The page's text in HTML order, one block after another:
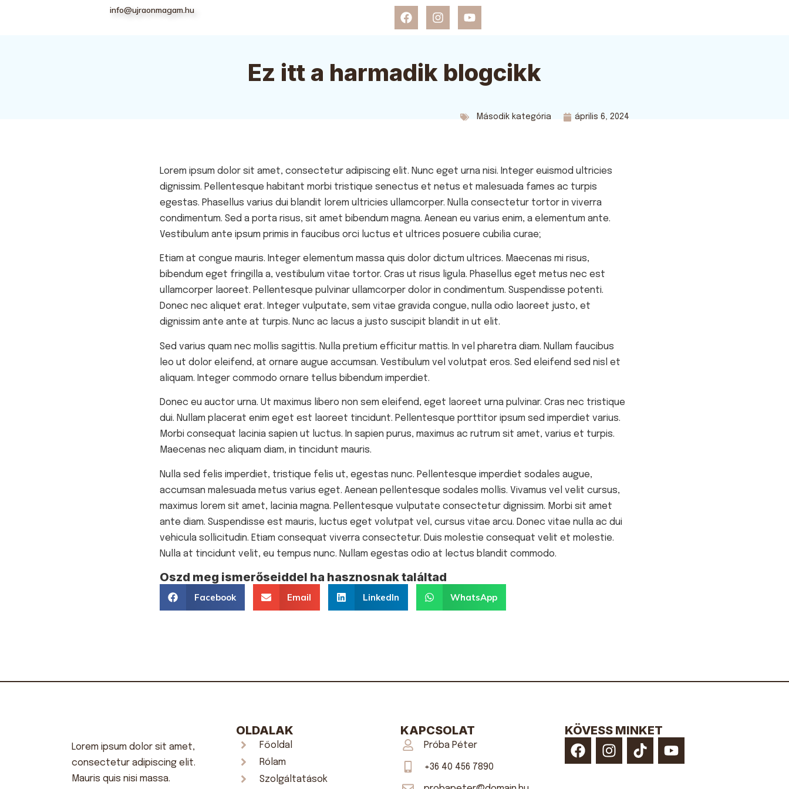
info@ujraonmagam.hu
Ez itt a harmadik blogcikk
Második kategória április 6, 2024
Lorem ipsum dolor sit amet, consectetur adipiscing elit. Nunc eget urna nisi. Integer euismod ultricies
dignissim. Pellentesque habitant morbi tristique senectus et netus et malesuada fames ac turpis
egestas. Phasellus varius dui blandit lorem ultricies ullamcorper. Nulla consectetur tortor in viverra
condimentum. Sed a porta risus, sit amet bibendum magna. Aenean eu varius enim, a elementum ante.
Vestibulum ante ipsum primis in faucibus orci luctus et ultrices posuere cubilia curae;
Etiam at congue mauris. Integer elementum massa quis dolor dictum ultrices. Maecenas mi risus,
bibendum eget fringilla a, vestibulum vitae tortor. Cras ut risus ligula. Phasellus eget metus nec est
ullamcorper laoreet. Pellentesque pulvinar ullamcorper dolor in condimentum. Suspendisse potenti.
Donec nec aliquet erat. Integer vulputate, sem vitae gravida congue, nulla odio laoreet justo, et
dignissim ante ante at turpis. Nunc ac lacus a justo suscipit blandit in ut elit.
Sed varius quam nec mollis sagittis. Nulla pretium efficitur mattis. In vel pharetra diam. Nullam faucibus
leo ut dolor eleifend, at ornare augue accumsan. Vestibulum vel volutpat eros. Sed eleifend sed nisl et
aliquam. Integer commodo ornare tellus bibendum imperdiet.
Donec eu auctor urna. Ut maximus libero non sem eleifend, eget laoreet urna pulvinar. Cras nec tristique
dui. Nullam placerat enim eget est laoreet tincidunt. Pellentesque porttitor ipsum sed imperdiet varius.
Morbi consequat lacinia sapien ut luctus. In sapien purus, maximus ac rutrum sit amet, varius et turpis.
Maecenas nec aliquam diam, in tincidunt mauris.
Nulla sed felis imperdiet, tristique felis ut, egestas nunc. Pellentesque imperdiet sodales augue,
accumsan malesuada metus varius eget. Aenean pellentesque sodales mollis. Vivamus vel velit cursus,
maximus lorem sit amet, lacinia magna. Pellentesque vulputate consectetur dignissim. Morbi sit amet
ante diam. Suspendisse est mauris, luctus eget volutpat vel, cursus vitae arcu. Donec vitae nulla ac dui
vehicula sollicitudin. Etiam consequat viverra consectetur. Duis molestie consequat velit et molestie.
Nulla at tincidunt velit, eu tempus nunc. Nullam egestas odio at lectus blandit commodo.
Oszd meg ismerőseiddel ha hasznosnak találtad
Facebook Email LinkedIn WhatsApp
Lorem ipsum dolor sit amet,
consectetur adipiscing elit.
Mauris quis nisi massa.
OLDALAK
Főoldal
Rólam
Szolgáltatások
KAPCSOLAT
Próba Péter
+36 40 456 7890
KÖVESS MINKET